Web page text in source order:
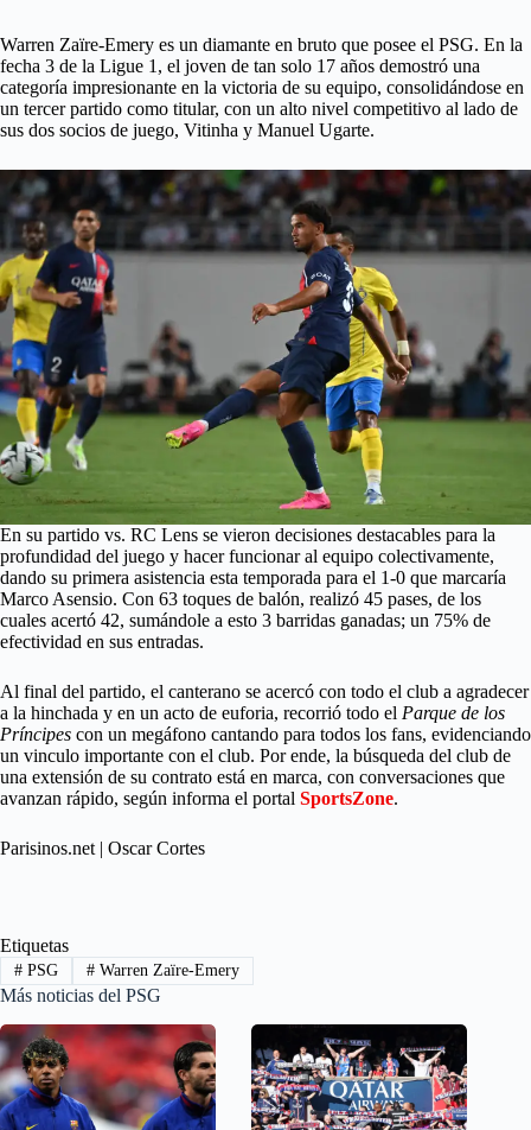
Warren Zaïre-Emery es un diamante en bruto que posee el PSG. En la
fecha 3 de la Ligue 1, el joven de tan solo 17 años demostró una
categoría impresionante en la victoria de su equipo, consolidándose en
un tercer partido como titular, con un alto nivel competitivo al lado de
sus dos socios de juego, Vitinha y Manuel Ugarte.
En su partido vs. RC Lens se vieron decisiones destacables para la
profundidad del juego y hacer funcionar al equipo colectivamente,
dando su primera asistencia esta temporada para el 1-0 que marcaría
Marco Asensio. Con 63 toques de balón, realizó 45 pases, de los
cuales acertó 42, sumándole a esto 3 barridas ganadas; un 75% de
efectividad en sus entradas.
Al final del partido, el canterano se acercó con todo el club a agradecer
a la hinchada y en un acto de euforia, recorrió todo el Parque de los
Príncipes con un megáfono cantando para todos los fans, evidenciando
un vinculo importante con el club. Por ende, la búsqueda del club de
una extensión de su contrato está en marca, con conversaciones que
avanzan rápido, según informa el portal SportsZone.
Parisinos.net | Oscar Cortes
Etiquetas
#PSG #Warren Zaïre-Emery
Más noticias del PSG